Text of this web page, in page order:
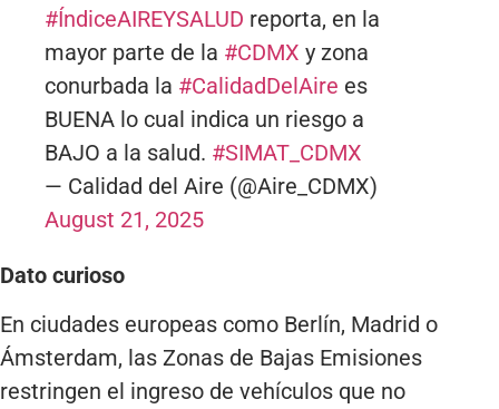
#ÍndiceAIREYSALUD reporta, en la
mayor parte de la #CDMX y zona
conurbada la #CalidadDelAire es
BUENA lo cual indica un riesgo a
BAJO a la salud. #SIMAT_CDMX
— Calidad del Aire (@Aire_CDMX)
August 21, 2025
Dato curioso
En ciudades europeas como Berlín, Madrid o
Ámsterdam, las Zonas de Bajas Emisiones
restringen el ingreso de vehículos que no